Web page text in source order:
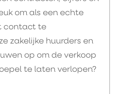
om als een echte
contact te
zakelijke huurders en
op om de verkoop
te laten verlopen?